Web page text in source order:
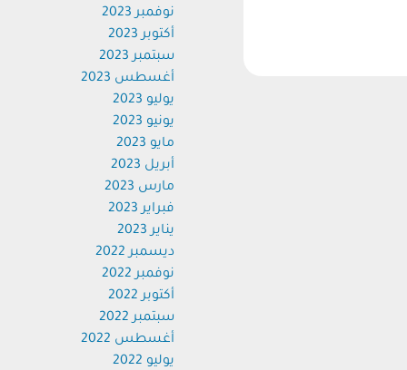
نوفمبر 2023
أكتوبر 2023
سبتمبر 2023
أغسطس 2023
يوليو 2023
يونيو 2023
مايو 2023
أبريل 2023
مارس 2023
فبراير 2023
يناير 2023
ديسمبر 2022
نوفمبر 2022
أكتوبر 2022
سبتمبر 2022
أغسطس 2022
يوليو 2022